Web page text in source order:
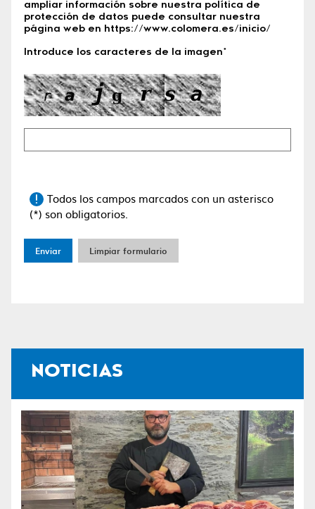
NOTICIAS
ampliar información sobre nuestra política de
protección de datos puede consultar nuestra
página web en https://www.colomera.es/inicio/
Introduce los caracteres de la imagen*
Todos los campos marcados con un asterisco
(*) son obligatorios.
Enviar Limpiar formulario